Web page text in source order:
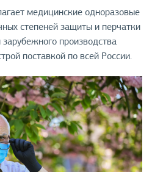
медицинские одноразовые
степеней защиты и перчатки
производства
поставкой по всей России.